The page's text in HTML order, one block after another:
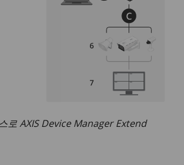
로 AXIS Device Manager Extend